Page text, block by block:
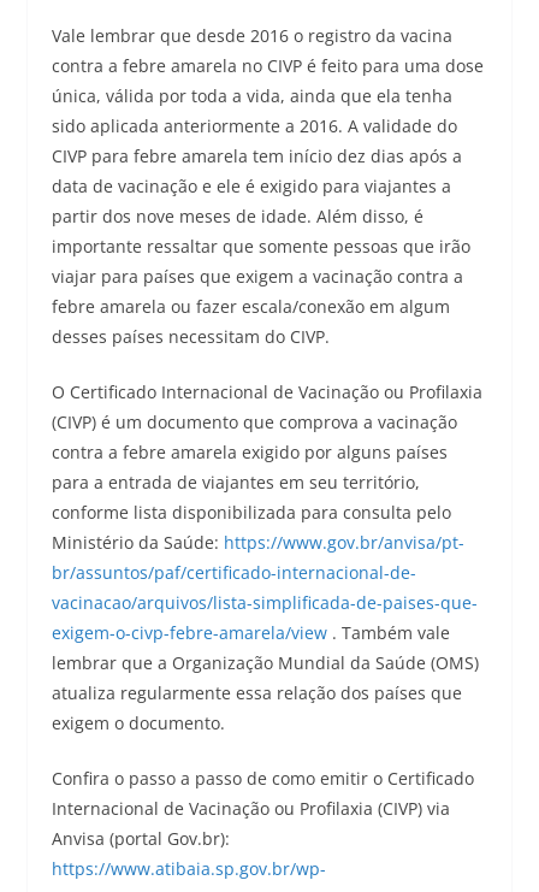
Vale lembrar que desde 2016 o registro da vacina
contra a febre amarela no CIVP é feito para uma dose
única, válida por toda a vida, ainda que ela tenha
sido aplicada anteriormente a 2016. A validade do
CIVP para febre amarela tem início dez dias após a
data de vacinação e ele é exigido para viajantes a
partir dos nove meses de idade. Além disso, é
importante ressaltar que somente pessoas que irão
viajar para países que exigem a vacinação contra a
febre amarela ou fazer escala/conexão em algum
desses países necessitam do CIVP.
O Certificado Internacional de Vacinação ou Profilaxia
(CIVP) é um documento que comprova a vacinação
contra a febre amarela exigido por alguns países
para a entrada de viajantes em seu território,
conforme lista disponibilizada para consulta pelo
Ministério da Saúde: https://www.gov.br/anvisa/pt-
br/assuntos/paf/certificado-internacional-de-
vacinacao/arquivos/lista-simplificada-de-paises-que-
exigem-o-civp-febre-amarela/view. Também vale
lembrar que a Organização Mundial da Saúde (OMS)
atualiza regularmente essa relação dos países que
exigem o documento.
Confira o passo a passo de como emitir o Certificado
Internacional de Vacinação ou Profilaxia (CIVP) via
Anvisa (portal Gov.br):
https://www.atibaia.sp.gov.br/wp-